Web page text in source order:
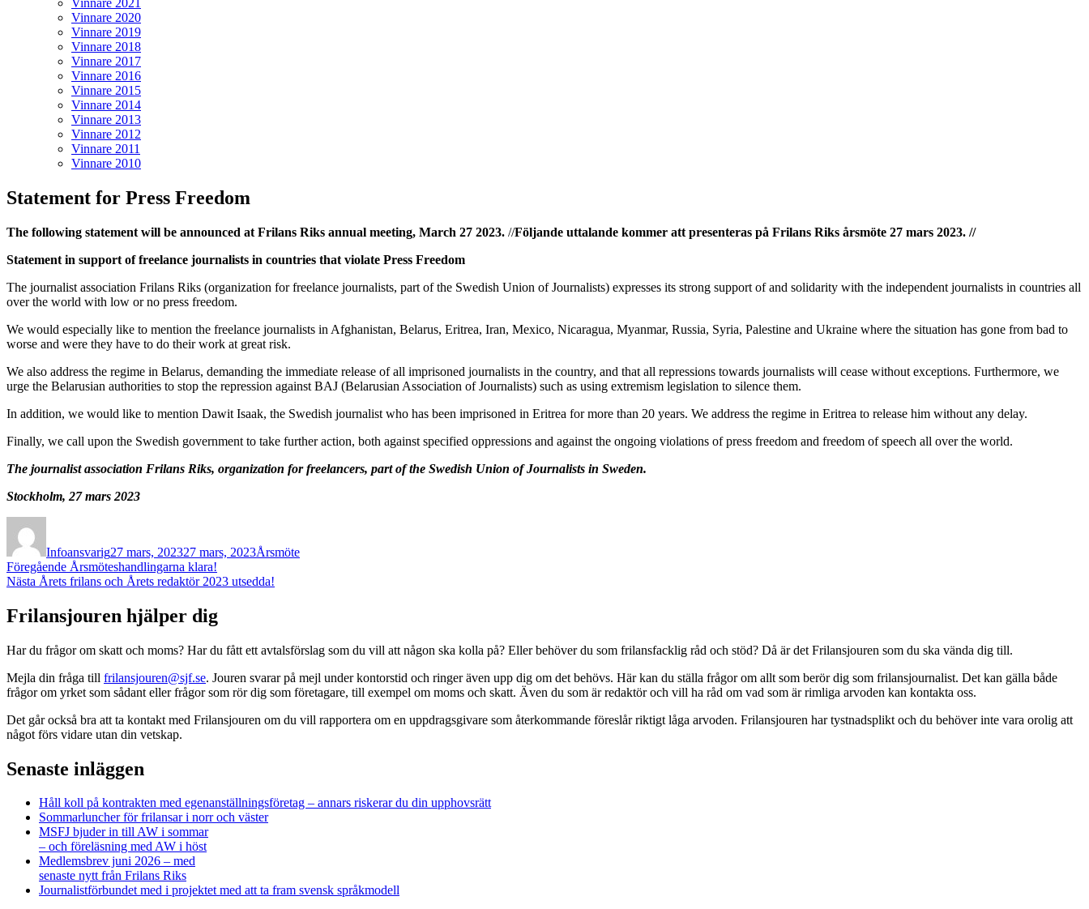
Vinnare 2021
Vinnare 2020
Vinnare 2019
Vinnare 2018
Vinnare 2017
Vinnare 2016
Vinnare 2015
Vinnare 2014
Vinnare 2013
Vinnare 2012
Vinnare 2011
Vinnare 2010
Statement for Press Freedom
The following statement will be announced at Frilans Riks annual meeting, March 27 2023. //Följande uttalande kommer att presenteras på Frilans Riks årsmöte 27 mars 2023. //
Statement in support of freelance journalists in countries that violate Press Freedom
The journalist association Frilans Riks (organization for freelance journalists, part of the Swedish Union of Journalists) expresses its strong support of and solidarity with the independent journalists in countries all
over the world with low or no press freedom.
We would especially like to mention the freelance journalists in Afghanistan, Belarus, Eritrea, Iran, Mexico, Nicaragua, Myanmar, Russia, Syria, Palestine and Ukraine where the situation has gone from bad to
worse and were they have to do their work at great risk.
We also address the regime in Belarus, demanding the immediate release of all imprisoned journalists in the country, and that all repressions towards journalists will cease without exceptions. Furthermore, we
urge the Belarusian authorities to stop the repression against BAJ (Belarusian Association of Journalists) such as using extremism legislation to silence them.
In addition, we would like to mention Dawit Isaak, the Swedish journalist who has been imprisoned in Eritrea for more than 20 years. We address the regime in Eritrea to release him without any delay.
Finally, we call upon the Swedish government to take further action, both against specified oppressions and against the ongoing violations of press freedom and freedom of speech all over the world.
The journalist association Frilans Riks, organization for freelancers, part of the Swedish Union of Journalists in Sweden.
Stockholm, 27 mars 2023
Infoansvarig27 mars, 202327 mars, 2023Årsmöte
Inläggsnavigering
Föregående Föregående
inlägg:
Årsmöteshandlingarna klara!
Nästa Nästa
Årets frilans och Årets redaktör 2023 utsedda!
Frilansjouren hjälper dig
Har du frågor om skatt och moms? Har du fått ett avtalsförslag som du vill att någon ska kolla på? Eller behöver du som frilansfacklig råd och stöd? Då är det Frilansjouren som du ska vända dig till.
Mejla din fråga till frilansjouren@sjf.se. Jouren svarar på mejl under kontorstid och ringer även upp dig om det behövs. Här kan du ställa frågor om allt som berör dig som frilansjournalist. Det kan gälla både
frågor om yrket som sådant eller frågor som rör dig som företagare, till exempel om moms och skatt. Även du som är redaktör och vill ha råd om vad som är rimliga arvoden kan kontakta oss.
Det går också bra att ta kontakt med Frilansjouren om du vill rapportera om en uppdragsgivare som återkommande föreslår riktigt låga arvoden. Frilansjouren har tystnadsplikt och du behöver inte vara orolig att
något förs vidare utan din vetskap.
Senaste inläggen
Håll koll på kontrakten med egenanställningsföretag – annars riskerar du din upphovsrätt
Sommarluncher för frilansar i norr och väster
MSFJ bjuder in till AW i sommar
– och föreläsning med AW i höst
Medlemsbrev juni 2026 – med
senaste nytt från Frilans Riks
Journalistförbundet med i projektet med att ta fram svensk språkmodell